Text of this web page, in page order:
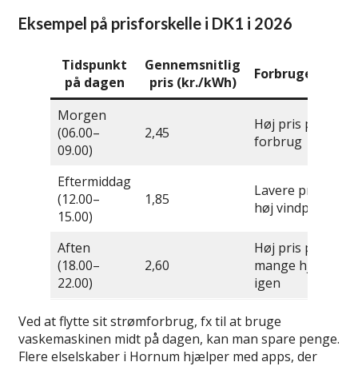
Eksempel på prisforskelle i DK1 i 2026
Tidspunkt
på dagen
Gennemsnitlig
pris (kr./kWh)
Morgen
(06.00–
09.00)
2,45
Høj pris pga.
forbrug
Eftermiddag
(12.00–
15.00)
1,85
Lavere pris pga.
høj
Aften
(18.00–
22.00)
2,60
Høj pris pga.
mange hjemme
igen
Ved at flytte sit strømforbrug, fx til at bruge
vaskemaskinen midt på dagen, kan man spare penge.
Flere elselskaber i Hornum hjælper med apps, der